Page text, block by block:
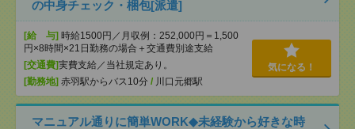
の中身チェック・梱包[派遣]
[給 与] 時給1500円／月収例：252,000円＝1,500
円×8時間×21日勤務の場合＋交通費別途支給
[交通費]実費支給／当社規定あり。
[勤務地] 赤羽駅からバス10分 / 川口元郷駅
気になる！
マニュアル通りに簡単WORK◆未経験から好きな時